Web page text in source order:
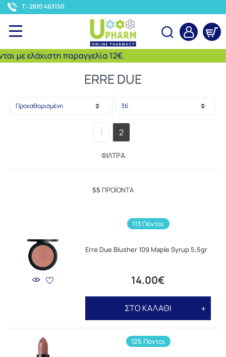
T.: 2610 463150
ελάχιστη παραγγελία 12€.
Αναζήτηση
ERRE DUE
1 2
ΦΊΛΤΡΑ
55 ΠΡΟΪΌΝΤΑ
113 Πόντοι
Erre Due Blusher 109 Maple Syrup 5,5gr
14.00€
ΣΤΟ ΚΑΛΑΘΙ
125 Πόντοι